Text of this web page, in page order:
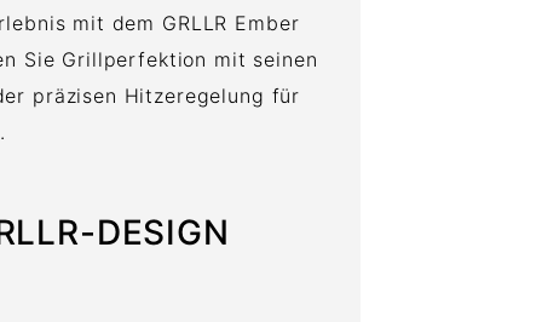
mit dem GRLLR Ember
Sie Grillperfektion mit seinen
präzisen Hitzeregelung für
DESIGN